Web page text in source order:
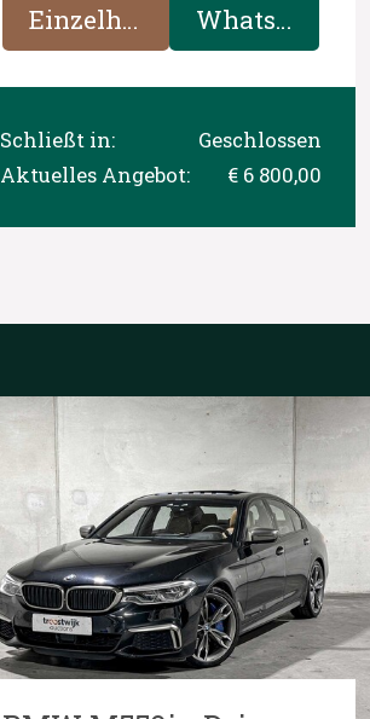
Einzelheiten WhatsApp
Schließt in:
Geschlossen
Aktuelles Angebot:
€ 6 800,00